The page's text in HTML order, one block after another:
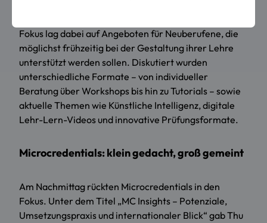
Fokus lag dabei auf Angeboten für Neuberufene, die
möglichst frühzeitig bei der Gestaltung ihrer Lehre
unterstützt werden sollen. Diskutiert wurden
unterschiedliche Formate – von individueller
Beratung über Workshops bis hin zu Tutorials – sowie
aktuelle Themen wie Künstliche Intelligenz, digitale
Lehr-Lern-Videos und innovative Prüfungsformate.
Microcredentials: klein gedacht, groß gemeint
Am Nachmittag rückten Microcredentials in den
Fokus. Unter dem Titel „MC Insights – Potenziale,
Umsetzungspraxis und internationaler Blick“ gab Thu